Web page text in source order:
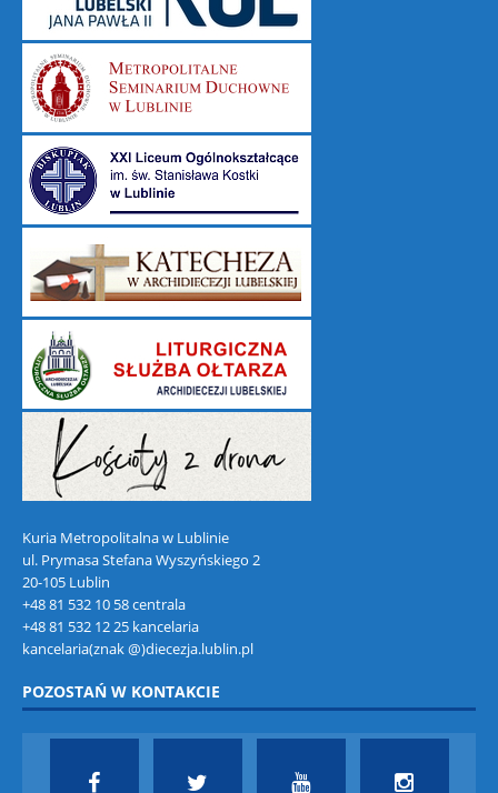
Kuria Metropolitalna w Lublinie
ul. Prymasa Stefana Wyszyńskiego 2
20-105 Lublin
+48 81 532 10 58 centrala
+48 81 532 12 25 kancelaria
kancelaria(znak @)diecezja.lublin.pl
POZOSTAŃ W KONTAKCIE